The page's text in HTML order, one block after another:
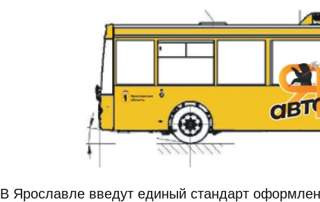
В Ярославле введут единый стандарт